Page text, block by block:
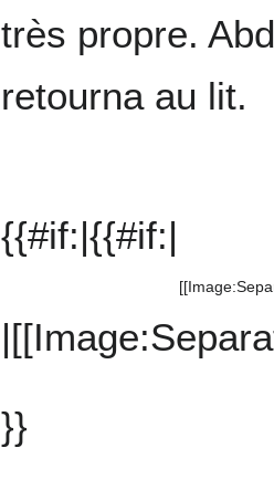
très propre.
retourna au lit.
{{#if:|{{#if:|
}}